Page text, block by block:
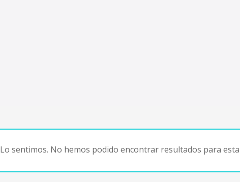
Lo sentimos. No hemos podido encontrar resultados para esta